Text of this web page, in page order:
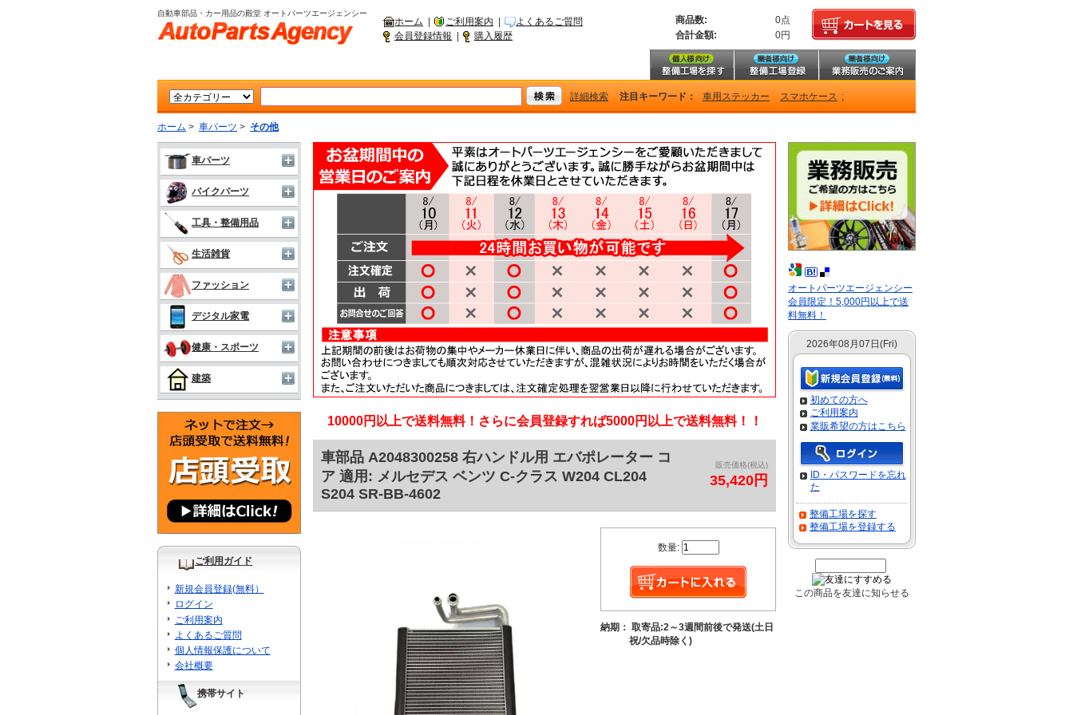
自動車部品・カー用品の殿堂 オートパーツエージェンシー
ホーム ご利用案内
よくあるご質問
会員登録情報
購入履歴
商品数:
0点
合計金額:
0円
詳細検索 注目キーワード： 車用ステッカー スマホケース ;
ホーム > 車パーツ > その他
車パーツ
バイクパーツ
工具・整備用品
生活雑貨
ファッション
デジタル家電
健康・スポーツ
建築
ご利用ガイド
新規会員登録(無料）
ログイン
ご利用案内
よくあるご質問
個人情報保護について
会社概要
携帯サイト
10000円以上で送料無料！さらに会員登録すれば5000円以上で送料無料！！
車部品 A2048300258 右ハンドル用 エバポレーター コ
ア 適用: メルセデス ベンツ C-クラス W204 CL204
S204 SR-BB-4602
販売価格(税込)
35,420円
数量:
納期： 取寄品:2～3週間前後で発送(土日
祝/欠品時除く)
オートパーツエージェンシー
会員限定！5,000円以上で送
料無料！
2026年08月07日(Fri)
初めての方へ
ご利用案内
業販希望の方はこちら
ID・パスワードを忘れ
た
整備工場を探す
整備工場を登録する
この商品を友達に知らせる